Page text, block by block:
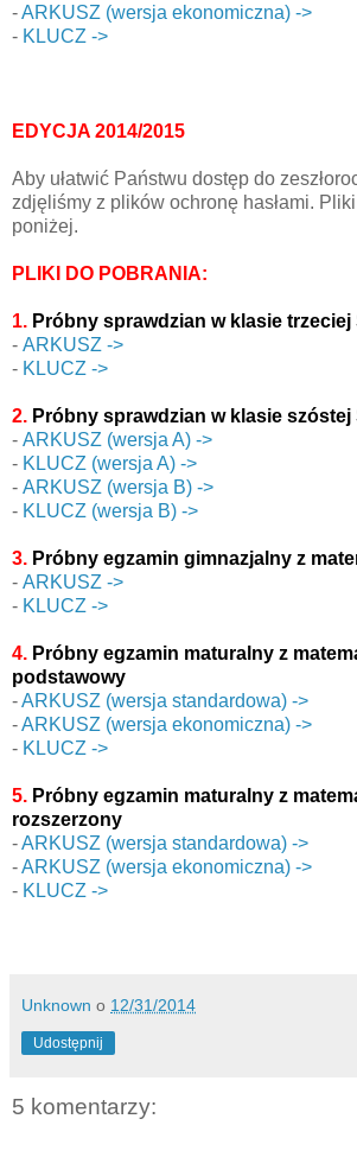
-ARKUSZ (wersja ekonomiczna) ->
- KLUCZ ->
EDYCJA 2014/2015
Aby ułatwić Państwu dostęp do
zdjęliśmy z plików ochronę hasłami.
poniżej.
PLIKI DO POBRANIA:
1. Próbny sprawdzian w klasie trzeciej
- ARKUSZ ->
- KLUCZ ->
2. Próbny sprawdzian w klasie szóstej
- ARKUSZ (wersja A) ->
- KLUCZ (wersja A) ->
- ARKUSZ (wersja B) ->
- KLUCZ (wersja B) ->
3. Próbny egzamin gimnazjalny z
- ARKUSZ ->
- KLUCZ ->
4. Próbny egzamin maturalny z
podstawowy
-ARKUSZ (wersja standardowa) ->
-ARKUSZ (wersja ekonomiczna) ->
- KLUCZ ->
5. Próbny egzamin maturalny z
rozszerzony
-ARKUSZ (wersja standardowa) ->
-ARKUSZ (wersja ekonomiczna) ->
- KLUCZ ->
Unknown o 12/31/2014
Udostępnij
5 komentarzy: